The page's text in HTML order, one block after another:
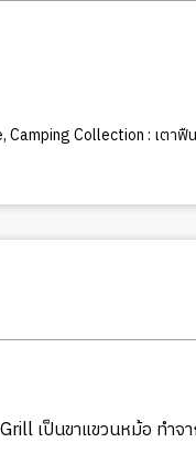
,Camping Collection : เตาฟื
เป็นขาแขวนหม้อ ทำ